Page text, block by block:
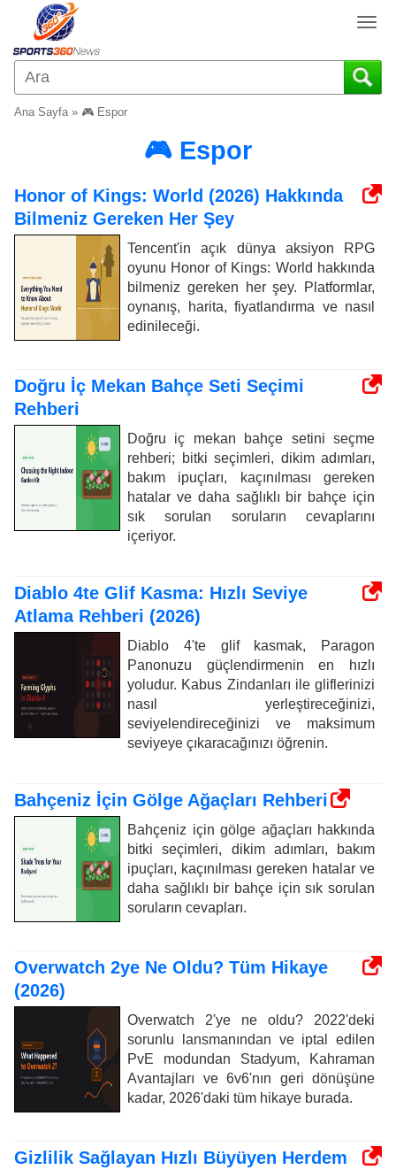
T
g
g
i
t
i
o
n
Ana Sayfa» 🎮 Espor
🎮 Espor
Honor of Kings: World (2026) Hakkında
Bilmeniz Gereken Her Şey
Tencent'in açık dünya aksiyon RPG
oyunu Honor of Kings: World hakkında
bilmeniz gereken her şey. Platformlar,
oynanış, harita, fiyatlandırma ve nasıl
edinileceği.
Doğru İç Mekan Bahçe Seti Seçimi
Rehberi
Doğru iç mekan bahçe setini seçme
rehberi; bitki seçimleri, dikim adımları,
bakım ipuçları, kaçınılması gereken
hatalar ve daha sağlıklı bir bahçe için
sık sorulan soruların cevaplarını
içeriyor.
Diablo 4te Glif Kasma: Hızlı Seviye
Atlama Rehberi (2026)
Diablo 4'te glif kasmak, Paragon
Panonuzu güçlendirmenin en hızlı
yoludur. Kabus Zindanları ile gliflerinizi
nasıl yerleştireceğinizi,
seviyelendireceğinizi ve maksimum
seviyeye çıkaracağınızı öğrenin.
Bahçeniz İçin Gölge Ağaçları Rehberi
Bahçeniz için gölge ağaçları hakkında
bitki seçimleri, dikim adımları, bakım
ipuçları, kaçınılması gereken hatalar ve
daha sağlıklı bir bahçe için sık sorulan
soruların cevapları.
Overwatch 2ye Ne Oldu? Tüm Hikaye
(2026)
Overwatch 2'ye ne oldu? 2022'deki
sorunlu lansmanından ve iptal edilen
PvE modundan Stadyum, Kahraman
Avantajları ve 6v6'nın geri dönüşüne
kadar, 2026'daki tüm hikaye burada.
Gizlilik Sağlayan Hızlı Büyüyen Herdem